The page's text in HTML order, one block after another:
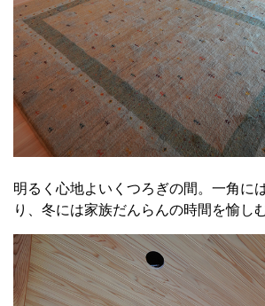
明るく心地よいくつろぎの間。一角に
り、冬には家族だんらんの時間を愉し